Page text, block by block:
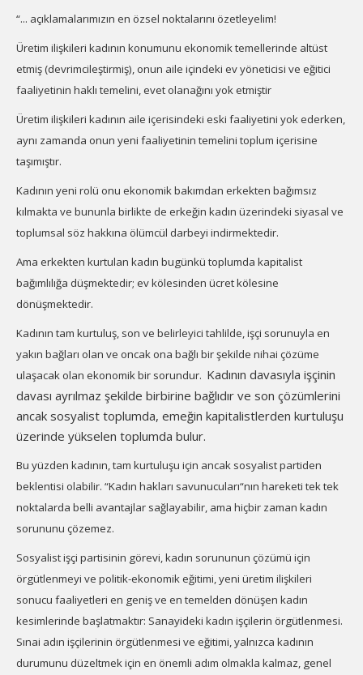
“... açıklamalarımızın en özsel noktalarını özetleyelim!
Üretim ilişkileri kadının konumunu ekonomik temellerinde altüst
etmiş (devrimcileştirmiş), onun aile içindeki ev yöneticisi ve eğitici
faaliyetinin haklı temelini, evet olanağını yok etmiştir
Üretim ilişkileri kadının aile içerisindeki eski faaliyetini yok ederken,
aynı zamanda onun yeni faaliyetinin temelini toplum içerisine
taşımıştır.
Kadının yeni rolü onu ekonomik bakımdan erkekten bağımsız
kılmakta ve bununla birlikte de erkeğin kadın üzerindeki siyasal ve
toplumsal söz hakkına ölümcül darbeyi indirmektedir.
Ama erkekten kurtulan kadın bugünkü toplumda kapitalist
bağımlılığa düşmektedir; ev kölesinden ücret kölesine
dönüşmektedir.
Kadının tam kurtuluş, son ve belirleyici tahlilde, işçi sorunuyla en
yakın bağları olan ve oncak ona bağlı bir şekilde nihai çözüme
ulaşacak olan ekonomik bir sorundur. Kadının davasıyla işçinin
davası ayrılmaz şekilde birbirine bağlıdır ve son çözümlerini
ancak sosyalist toplumda, emeğin kapitalistlerden kurtuluşu
üzerinde yükselen toplumda bulur.
Bu yüzden kadının, tam kurtuluşu için ancak sosyalist partiden
beklentisi olabilir. “Kadın hakları savunucuları“nın hareketi tek tek
noktalarda belli avantajlar sağlayabilir, ama hiçbir zaman kadın
sorununu çözemez.
Sosyalist işçi partisinin görevi, kadın sorununun çözümü için
örgütlenmeyi ve politik-ekonomik eğitimi, yeni üretim ilişkileri
sonucu faaliyetleri en geniş ve en temelden dönüşen kadın
kesimlerinde başlatmaktır: Sanayideki kadın işçilerin örgütlenmesi.
Sınai adın işçilerinin örgütlenmesi ve eğitimi, yalnızca kadının
durumunu düzeltmek için en önemli adım olmakla kalmaz, genel